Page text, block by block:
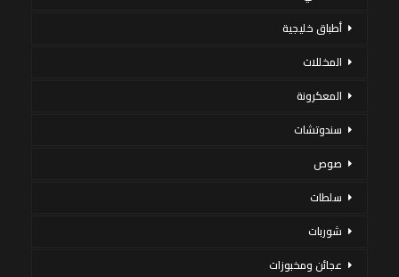
أطباق خليجية
المخللات
المعكرونة
سندوتشات
صوص
سلطات
شوربات
عجائن ومخبوزات